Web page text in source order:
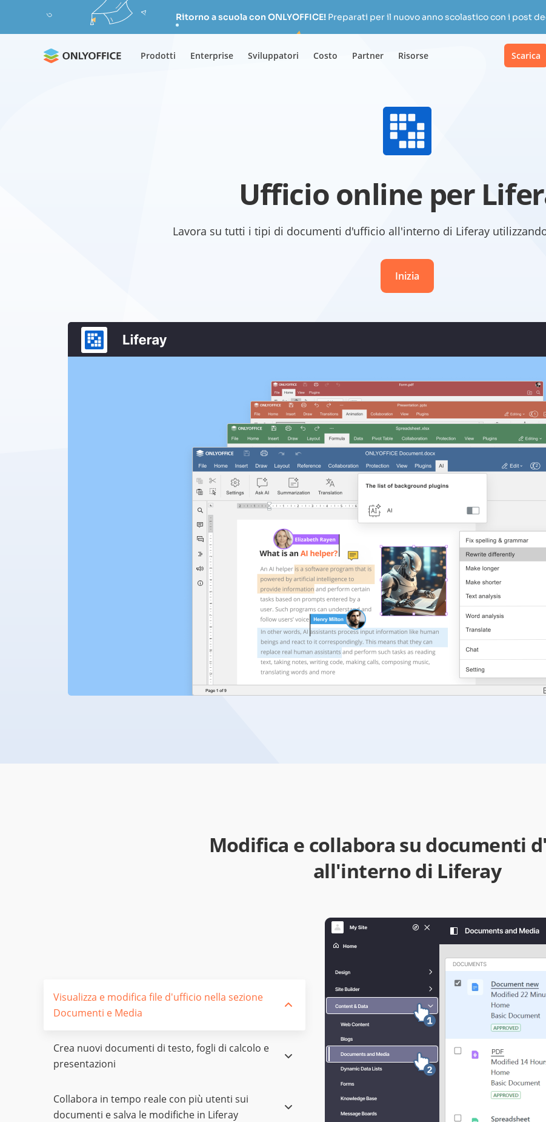
Ritorno a scuola con ONLYOFFICE! Preparati per il nuovo anno scolastico con i post
Prodotti Enterprise Sviluppatori Costo Partner Risorse Scarica
Ufficio online per
Lavora su tutti i tipi di documenti d'ufficio all'interno di Liferay utilizzando
Inizia
Modifica e collabora su documenti
all'interno di Liferay
Visualizza e modifica file d'ufficio nella sezione
Documenti e Media
Crea nuovi documenti di testo, fogli di calcolo e
presentazioni
Collabora in tempo reale con più utenti sui
documenti e salva le modifiche in Liferay